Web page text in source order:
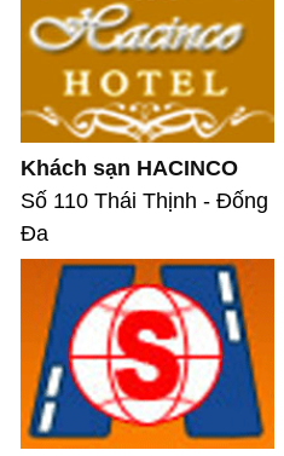
Khách sạn HACINCO
Số 110 Thái Thịnh - Đống
Đa